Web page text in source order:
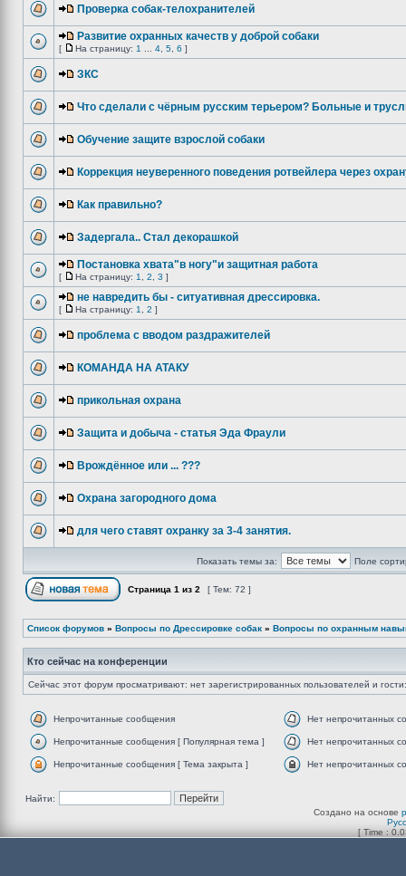
Проверка собак-телохранителей
Развитие охранных качеств у доброй собаки
[ На страницу: 1 4 5 6 ]
ЗКС
Что сделали с чёрным русским терьером? Больные и
Обучение защите взрослой собаки
Коррекция неуверенного поведения ротвейлера через
Как правильно?
Задергала.. Стал декорашкой
Постановка хвата"в ногу"и защитная работа
[ На страницу: 1 2 3 ]
не навредить бы - ситуативная дрессировка.
[ На страницу: 1 2 ]
проблема с вводом раздражителей
КОМАНДА НА АТАКУ
прикольная охрана
Защита и добыча - статья Эда Фраули
Врождённое или ... ???
Охрана загородного дома
для чего ставят охранку за 3-4 занятия.
Показать темы за: Поле
Страница 1 из 2 [ Тем: 72 ]
Список форумов » Вопросы по Дрессировке собак » Вопросы по охранным
Кто сейчас на конференции
Сейчас этот форум просматривают: нет зарегистрированных пользователей и
Непрочитанные сообщения Нет непрочитанных
Непрочитанные сообщения [ Популярная тема ] Нет непрочитанных
Непрочитанные сообщения [ Тема закрыта ] Нет непрочитанных
Найти:
Создано на основе
[ Time :